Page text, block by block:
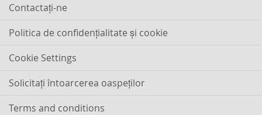
Contactaţi-ne
Politica de confidențialitate și cookie
Cookie Settings
Solicitați întoarcerea oaspeților
Terms and conditions